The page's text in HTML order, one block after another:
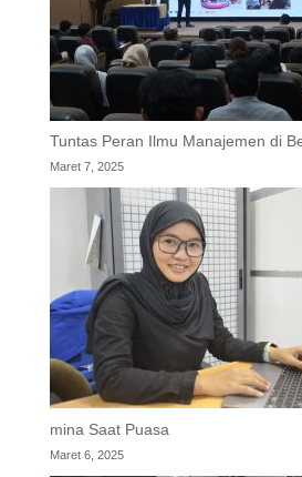
Tuntas Peran Ilmu Manajemen di
Maret 7, 2025
mina Saat Puasa
Maret 6, 2025